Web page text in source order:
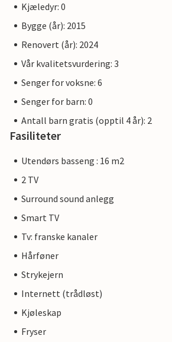
Kjæledyr: 0
Bygge (år): 2015
Renovert (år): 2024
Vår kvalitetsvurdering: 3
Senger for voksne: 6
Senger for barn: 0
Antall barn gratis (opptil 4 år): 2
Fasiliteter
Utendørs basseng : 16 m2
2 TV
Surround sound anlegg
Smart TV
Tv: franske kanaler
Hårføner
Strykejern
Internett (trådløst)
Kjøleskap
Fryser